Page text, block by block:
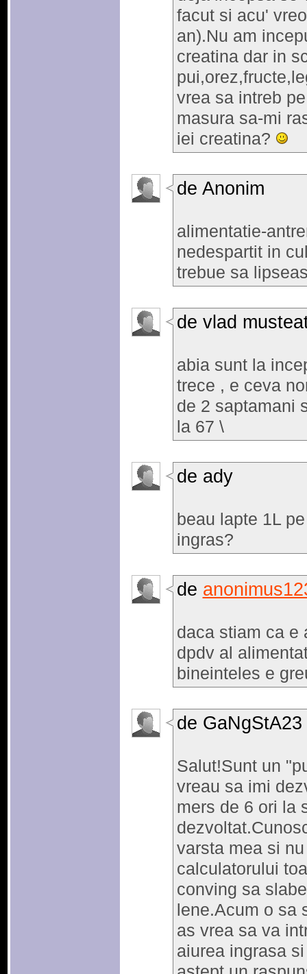
facut si acu'
an).Nu am
creatina dar in
vrea sa intreb
masura sa-mi
iei creatina?
de Anonim
alimentatie-
nedespartit in
trebue sa
de vlad
abia sunt la
trece , e ceva
de 2 saptamani
la 67 \
de ady
beau lapte 1L
ingras?
de
daca stiam ca e
dpdv al
bineinteles e
de GaNgStA23
Salut!Sunt un
vreau sa imi
mers de 6 ori la
varsta mea si
calculatorului
conving sa
lene.Acum o sa
as vrea sa va
aiurea ingrasa